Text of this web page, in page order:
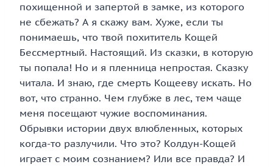
похищенной и запертой в замке, из которого
не сбежать? А я скажу вам. Хуже, если ты
понимаешь, что твой похититель Кощей
Бессмертный. Настоящий. Из сказки, в которую
ты попала! Но и я пленница непростая. Сказку
читала. И знаю, где смерть Кощееву искать. Но
вот, что странно. Чем глубже в лес, тем чаще
меня посещают чужие воспоминания.
Обрывки истории двух влюбленных, которых
когда-то разлучили. Что это? Колдун-Кощей
играет с моим сознанием? Или все правда? И